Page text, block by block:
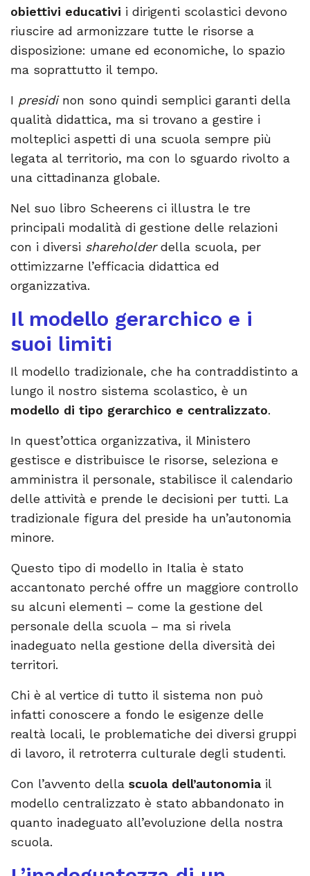
obiettivi educativi i dirigenti scolastici devono
riuscire ad armonizzare tutte le risorse a
disposizione: umane ed economiche, lo spazio
ma soprattutto il tempo.
I presidinon sono quindi semplici garanti della
qualità didattica, ma si trovano a gestire i
molteplici aspetti di una scuola sempre più
legata al territorio, ma con lo sguardo rivolto a
una cittadinanza globale.
Nel suo libro Scheerens ci illustra le tre
principali modalità di gestione delle relazioni
con i diversi shareholderdella scuola, per
ottimizzarne l’efficacia didattica ed
organizzativa.
Il modello gerarchico e i
suoi limiti
Il modello tradizionale, che ha contraddistinto a
lungo il nostro sistema scolastico, è un
modello di tipo gerarchico e centralizzato.
In quest’ottica organizzativa, il Ministero
gestisce e distribuisce le risorse, seleziona e
amministra il personale, stabilisce il calendario
delle attività e prende le decisioni per tutti. La
tradizionale figura del preside ha un’autonomia
minore.
Questo tipo di modello in Italia è stato
accantonato perché offre un maggiore controllo
su alcuni elementi – come la gestione del
personale della scuola – ma si rivela
inadeguato nella gestione della diversità dei
territori.
Chi è al vertice di tutto il sistema non può
infatti conoscere a fondo le esigenze delle
realtà locali, le problematiche dei diversi gruppi
di lavoro, il retroterra culturale degli studenti.
Con l’avvento della scuola dell’autonomiail
modello centralizzato è stato abbandonato in
quanto inadeguato all’evoluzione della nostra
scuola.